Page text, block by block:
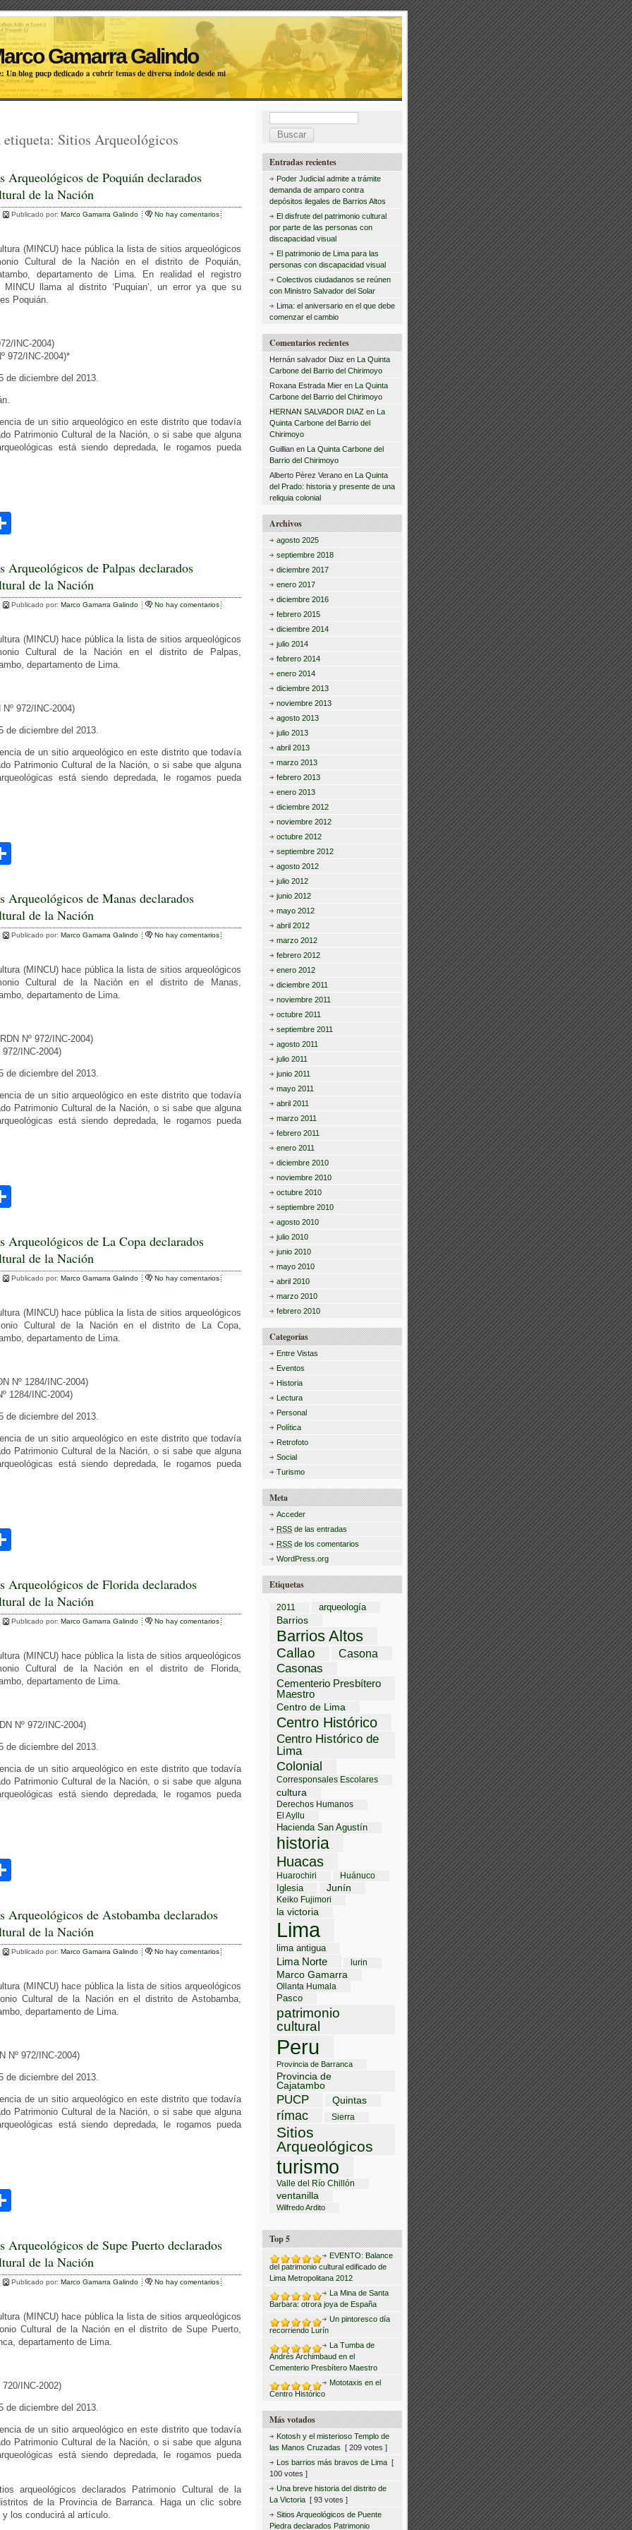
Gamarra Galindo
Un blog pucp dedicado a cubrir temas de diversa índole desde mi
Sitios Arqueológicos
Arqueológicos de Poquián declarados
de la Nación
Publicado por: Marco Gamarra Galindo
No hay comentarios
(MINCU) hace pública la lista de sitios arqueológicos
Cultural de la Nación en el distrito de Poquián,
departamento de Lima. En realidad el registro
MINCU llama al distrito ‘Puquian’, un error ya que su
Poquián.
INC-2004)
972/INC-2004)*
de diciembre del 2013.
de un sitio arqueológico en este distrito que todavía
Patrimonio Cultural de la Nación, o si sabe que alguna
está siendo depredada, le rogamos pueda
m
p
ar
tir
Arqueológicos de Palpas declarados
de la Nación
Publicado por: Marco Gamarra Galindo
No hay comentarios
(MINCU) hace pública la lista de sitios arqueológicos
Cultural de la Nación en el distrito de Palpas,
departamento de Lima.
972/INC-2004)
de diciembre del 2013.
de un sitio arqueológico en este distrito que todavía
Patrimonio Cultural de la Nación, o si sabe que alguna
está siendo depredada, le rogamos pueda
m
p
ar
tir
Arqueológicos de Manas declarados
de la Nación
Publicado por: Marco Gamarra Galindo
No hay comentarios
(MINCU) hace pública la lista de sitios arqueológicos
Cultural de la Nación en el distrito de Manas,
departamento de Lima.
Nº 972/INC-2004)
972/INC-2004)
de diciembre del 2013.
de un sitio arqueológico en este distrito que todavía
Patrimonio Cultural de la Nación, o si sabe que alguna
está siendo depredada, le rogamos pueda
m
p
ar
tir
Arqueológicos de La Copa declarados
de la Nación
Publicado por: Marco Gamarra Galindo
No hay comentarios
(MINCU) hace pública la lista de sitios arqueológicos
Cultural de la Nación en el distrito de La Copa,
departamento de Lima.
Nº 1284/INC-2004)
1284/INC-2004)
de diciembre del 2013.
de un sitio arqueológico en este distrito que todavía
Patrimonio Cultural de la Nación, o si sabe que alguna
está siendo depredada, le rogamos pueda
m
p
ar
tir
Arqueológicos de Florida declarados
de la Nación
Publicado por: Marco Gamarra Galindo
No hay comentarios
(MINCU) hace pública la lista de sitios arqueológicos
Cultural de la Nación en el distrito de Florida,
departamento de Lima.
Nº 972/INC-2004)
de diciembre del 2013.
de un sitio arqueológico en este distrito que todavía
Patrimonio Cultural de la Nación, o si sabe que alguna
está siendo depredada, le rogamos pueda
m
p
ar
tir
Arqueológicos de Astobamba declarados
de la Nación
Publicado por: Marco Gamarra Galindo
No hay comentarios
(MINCU) hace pública la lista de sitios arqueológicos
Cultural de la Nación en el distrito de Astobamba,
departamento de Lima.
Nº 972/INC-2004)
de diciembre del 2013.
de un sitio arqueológico en este distrito que todavía
Patrimonio Cultural de la Nación, o si sabe que alguna
está siendo depredada, le rogamos pueda
m
p
ar
tir
Arqueológicos de Supe Puerto declarados
de la Nación
Publicado por: Marco Gamarra Galindo
No hay comentarios
(MINCU) hace pública la lista de sitios arqueológicos
Cultural de la Nación en el distrito de Supe Puerto,
departamento de Lima.
720/INC-2002)
de diciembre del 2013.
de un sitio arqueológico en este distrito que todavía
Patrimonio Cultural de la Nación, o si sabe que alguna
está siendo depredada, le rogamos pueda
arqueológicos declarados Patrimonio Cultural de la
de la Provincia de Barranca. Haga un clic sobre
y los conducirá al artículo.
B
u
s
c
a
r
:
Entradas recientes
Poder Judicial admite a trámite
demanda de amparo contra
depósitos ilegales de Barrios Altos
El disfrute del patrimonio cultural
por parte de las personas con
discapacidad visual
El patrimonio de Lima para las
personas con discapacidad visual
Colectivos ciudadanos se reúnen
con Ministro Salvador del Solar
Lima: el aniversario en el que debe
comenzar el cambio
Comentarios recientes
Hernán salvador Diaz en La Quinta
Carbone del Barrio del Chirimoyo
Roxana Estrada Mier en La Quinta
Carbone del Barrio del Chirimoyo
HERNAN SALVADOR DIAZ en La
Quinta Carbone del Barrio del
Chirimoyo
Guillian en La Quinta Carbone del
Barrio del Chirimoyo
Alberto Pèrez Verano en La Quinta
del Prado: historia y presente de una
reliquia colonial
Archivos
agosto 2025
septiembre 2018
diciembre 2017
enero 2017
diciembre 2016
febrero 2015
diciembre 2014
julio 2014
febrero 2014
enero 2014
diciembre 2013
noviembre 2013
agosto 2013
julio 2013
abril 2013
marzo 2013
febrero 2013
enero 2013
diciembre 2012
noviembre 2012
octubre 2012
septiembre 2012
agosto 2012
julio 2012
junio 2012
mayo 2012
abril 2012
marzo 2012
febrero 2012
enero 2012
diciembre 2011
noviembre 2011
octubre 2011
septiembre 2011
agosto 2011
julio 2011
junio 2011
mayo 2011
abril 2011
marzo 2011
febrero 2011
enero 2011
diciembre 2010
noviembre 2010
octubre 2010
septiembre 2010
agosto 2010
julio 2010
junio 2010
mayo 2010
abril 2010
marzo 2010
febrero 2010
Categorías
Entre Vistas
Eventos
Historia
Lectura
Personal
Política
Retrofoto
Social
Turismo
Meta
Acceder
RSS de las entradas
RSS de los comentarios
WordPress.org
Etiquetas
2011 arqueología
Barrios
Barrios Altos
Callao Casona
Casonas
Cementerio Presbítero
Maestro
Centro de Lima
Centro Histórico
Centro Histórico de
Lima
Colonial
Corresponsales Escolares
cultura
Derechos Humanos
El Ayllu
Hacienda San Agustín
historia
Huacas
Huarochiri Huánuco
Iglesia Junín
Keiko Fujimori
la victoria
Lima
lima antigua
Lima Norte lurin
Marco Gamarra
Ollanta Humala
Pasco
patrimonio
cultural
Peru
Provincia de Barranca
Provincia de
Cajatambo
PUCP Quintas
rímac Sierra
Sitios
Arqueológicos
turismo
Valle del Río Chillón
ventanilla
Wilfredo Ardito
Top 5
EVENTO: Balance
del patrimonio cultural edificado de
Lima Metropolitana 2012
La Mina de Santa
Barbara: otrora joya de España
Un pintoresco día
recorriendo Lurín
La Tumba de
Andrés Archimbaud en el
Cementerio Presbítero Maestro
Mototaxis en el
Centro Histórico
Más votados
Kotosh y el misterioso Templo de
las Manos Cruzadas [ 209 votes ]
Los barrios más bravos de Lima [
100 votes ]
Una breve historia del distrito de
La Victoria [ 93 votes ]
Sitios Arqueológicos de Puente
Piedra declarados Patrimonio